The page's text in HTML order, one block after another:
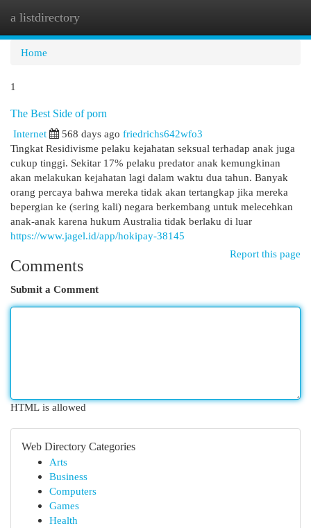
a listdirectory
Home
1
The Best Side of porn
Internet
568 days ago friedrichs642wfo3
Tingkat Residivisme pelaku kejahatan seksual terhadap anak juga
cukup tinggi. Sekitar 17% pelaku predator anak kemungkinan
akan melakukan kejahatan lagi dalam waktu dua tahun. Banyak
orang percaya bahwa mereka tidak akan tertangkap jika mereka
bepergian ke (sering kali) negara berkembang untuk melecehkan
anak-anak karena hukum Australia tidak berlaku di luar
https://www.jagel.id/app/hokipay-38145
Report this page
Comments
Submit a Comment
HTML is allowed
Web Directory Categories
Arts
Business
Computers
Games
Health